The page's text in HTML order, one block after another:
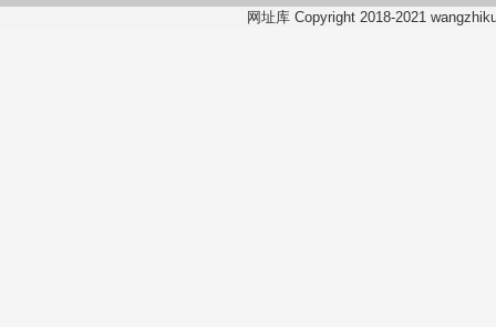
网址库 Copyright 2018-2021